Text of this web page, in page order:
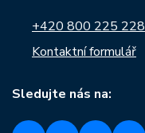
+420 800 225 228
Kontaktní formulář
Sledujte nás na: